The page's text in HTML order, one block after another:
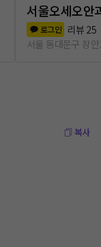
서울오세오안
로그인 리뷰 25
서울 동대문구 장
복사